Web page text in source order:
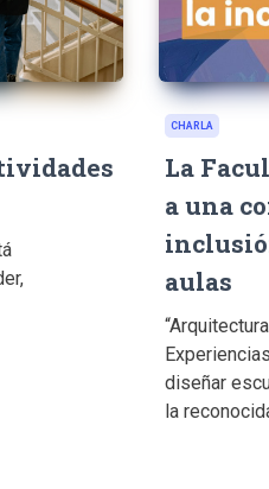
CHARLA
La
a una
aulas
diseñar
la